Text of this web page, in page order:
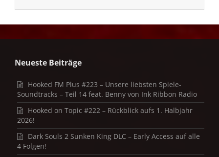
Neueste Beiträge
Hooked FM Plus #223 – Unsere liebsten Spiele-
Soundtracks – Teil 14 feat. Benny von Ink Ribbon Radio
Hooked on Topic #222 – Rückblick aufs 1. Halbjahr
2026!
Dark Souls 2 Sunken King DLC – Early Access auf alle
4 Folgen!